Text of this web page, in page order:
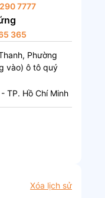
7777
365
Phường
vào) ô tô quý
TP. Hồ Chí Minh
Xóa lịch sử